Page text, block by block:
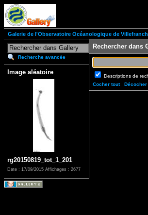
Galerie de l'Observatoire Océanologique de
Recherche avancée
Image aléatoire
rg20150819_tot_1_201
Date : 17/09/2015 Affichages : 2677
Rechercher dans
Descriptions de
Cocher tout
Décocher